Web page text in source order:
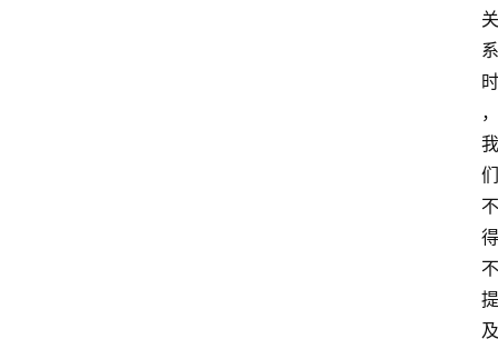
关
系
时
，
我
们
不
得
不
提
及